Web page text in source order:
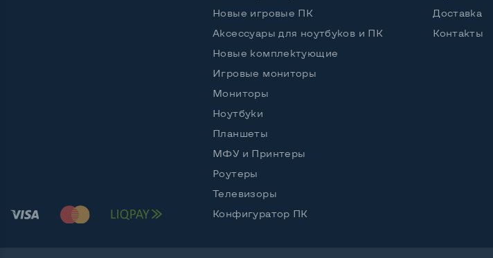
8008
6
HDMI 2шт
Выход DisplayPort DisplayPort 2шт
Новые игровые ПК
Аксессуары для ноутбуков и ПК
Новые комплектующие
Игровые мониторы
Мониторы
Ноутбуки
Планшеты
МФУ и Принтеры
Роутеры
Телевизоры
Конфигуратор ПК
Доставка
Контакты